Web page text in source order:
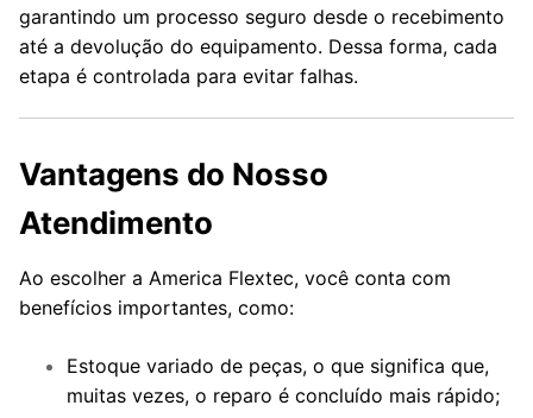
garantindo um processo seguro desde o recebimento
até a devolução do equipamento. Dessa forma, cada
etapa é controlada para evitar falhas.
Vantagens do Nosso
Atendimento
Ao escolher a America Flextec, você conta com
benefícios importantes, como:
Estoque variado de peças, o que significa que,
muitas vezes, o reparo é concluído mais rápido;